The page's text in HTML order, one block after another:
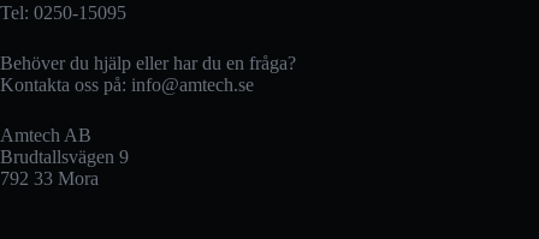
Tel: 0250-15095
Behöver du hjälp eller har du en fråga?
Kontakta oss på: info@amtech.se
Amtech AB
Brudtallsvägen 9
792 33 Mora